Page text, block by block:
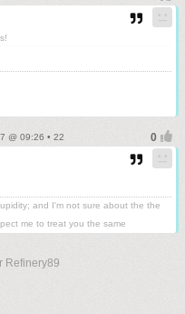
@ 09:26 • 22
and I'm not sure about the the
me to treat you the same
Refinery89